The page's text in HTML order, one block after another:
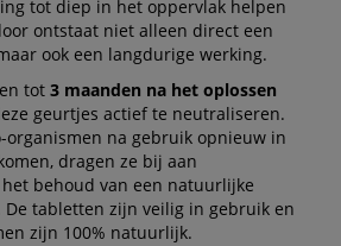
tot diep in het oppervlak helpen
ontstaat niet alleen direct een
ook een langdurige werking.
tot 3 maanden na het oplossen
geurtjes actief te neutraliseren.
organismen na gebruik opnieuw in
dragen ze bij aan
behoud van een natuurlijke
tabletten zijn veilig in gebruik en
zijn 100% natuurlijk.